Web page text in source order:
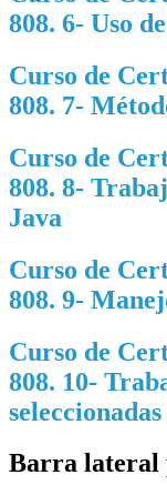
808. 6- Uso
Curso de
808. 7-
Curso de
808. 8-
Java
Curso de
808. 9-
Curso de
808. 10-
Barra lateral